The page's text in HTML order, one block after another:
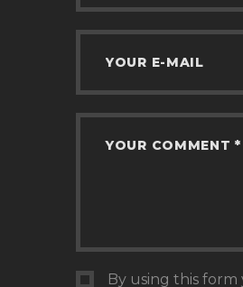
By using this form